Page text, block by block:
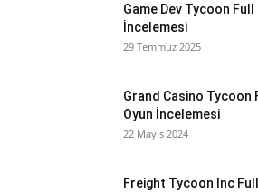
Game Dev Tycoon
İncelemesi
29 Temmuz 2025
Grand Casino Tycoon
Oyun İncelemesi
22 Mayıs 2024
Freight Tycoon Inc